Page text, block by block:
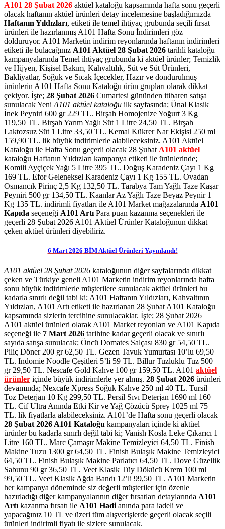
A101 28 Şubat 2026 aktüel kataloğu kapsamında hafta sonu geçerli
olacak haftanın aktüel ürünleri detay incelemesine başladığımızda
Haftanın Yıldızları, etiketi ile temel ihtiyaç grubunda seçili fırsat
ürünleri ile hazırlanmış A101 Hafta Sonu İndirimleri göz
dolduruyor. A101 Marketin indirim reyonlarında haftanın indirimleri
etiketi ile bulacağınız A101 Aktüel 28 Şubat 2026 tarihli kataloğu
kampanyalarında Temel ihtiyaç grubunda ki aktüel ürünler; Temizlik
ve Hijyen, Kişisel Bakım, Kahvaltılık, Süt ve Süt Ürünleri,
Bakliyatlar, Soğuk ve Sıcak İçecekler, Hazır ve dondurulmuş
ürünlerin A101 Hafta Sonu Kataloğu ürün grupları olarak dikkat
çekiyor. İşte; 28 Şubat 2026 Cumartesi gününden itibaren satışa
sunulacak Yeni A101 aktüel kataloğu ilk sayfasında; Ünal Klasik
İnek Peyniri 600 gr 229 TL. Birşah Homojenize Yoğurt 3 Kg
119,50 TL. Birşah Yarım Yağlı Süt 1 Litre 24,50 TL. Birşah
Laktozsuz Süt 1 Litre 33,50 TL. Kemal Kükrer Nar Ekişisi 250 ml
159,90 TL. lik büyük indirimlerle alabileceksiniz. A101 Aktüel
Kataloğu ile Hafta Sonu geçerli olacak 28 Şubat A101 aktüel
kataloğu Haftanın Yıldızları kampanya etiketi ile ürünlerinde;
Komili Ayçiçek Yağı 5 Litre 395 TL. Doğuş Karadeniz Çayı 1 Kg
169 TL. Efor Geleneksel Karadeniz Çayı 1 Kg 155 TL. Ovadan
Osmancık Pirinç 2,5 Kg 132,50 TL. Tarabya Tam Yağlı Taze Kaşar
Peyniri 500 gr 134,50 TL. Kaanlar Az Yağlı Taze Beyaz Peynir 1
Kg 135 TL. indirimli fiyatları ile A101 Market mağazalarında A101
Kapıda seçeneği A101 Artı Para puan kazanma seçenekleri ile
geçerli 28 Şubat 2026 A101 Aktüel Ürünler Kataloğunun dikkat
çeken aktüel ürünleri diyebiliriz.
6 Mart2026 BİM Aktüel Ürünleri Yayınlandı!
A101 aktüel 28 Şubat 2026 kataloğunun diğer sayfalarında dikkat
çeken ve Türkiye geneli A101 Marketin indirim reyonlarında hafta
sonu büyük indirimlerle müşterilere sunulacak aktüel ürünleri bu
kadarla sınırlı değil tabi ki; A101 Haftanın Yıldızları, Kahvaltının
Yıldızları, A101 Artı etiketi ile hazırlanan 28 Şubat A101 Kataloğu
kapsamında sizlerin tercihine sunulacaklar. İşte; 28 Şubat 2026
A101 aktüel ürünleri olarak A101 Market reyonları ve A101 Kapıda
seçeneği ile 7 Mart 2026 tarihine kadar geçerli olacak ve sınırlı
sayıda satışa sunulacak; Öncü Domates Salçası 830 gr 54,50 TL.
Piliç Döner 200 gr 62,50 TL. Gezen Tavuk Yumurtası 10’lu 69,50
TL. Indomie Noodle Çeşitleri 5’li 59 TL. Billur Tuzluklu Tuz 500
gr 29,50 TL. Nescafe Gold Kahve 100 gr 159,50 TL. A101 aktüel
ürünler içinde büyük indirimlerle yer almış. 28 Şubat 2026 ürünleri
devamında; Nexcafe Xpress Soğuk Kahve 250 ml 40 TL. Tursil
Toz Deterjan 10 Kg 299,50 TL. Persil Sıvı Deterjan 1690 ml 160
TL. Cif Ultra Anında Etki Kir ve Yağ Çözücü Sprey 1025 ml 75
TL. lik fiyatlarla alabileceksiniz. A101’de Hafta sonu geçerli olacak
28 Şubat 2026 A101 Kataloğu kampanyaları içinde ki aktüel
ürünler bu kadarla sınırlı değil tabi ki; Vanish Kosla Leke Çıkarıcı 1
Litre 160 TL. Marc Çamaşır Makine Temizleyici 64,50 TL. Finish
Makine Tuzu 1300 gr 64,50 TL. Finish Bulaşık Makine Temizleyici
64,50 TL. Finish Bulaşık Makine Parlatıcı 64,50 TL. Dove Güzellik
Sabunu 90 gr 36,50 TL. Veet Klasik Tüy Dökücü Krem 100 ml
99,50 TL. Veet Klasik Ağda Bandı 12’li 99,50 TL. A101 Marketin
her kampanya döneminde siz değerli müşteriler için özenle
hazırladığı diğer kampanyalarının diğer fırsatları detaylarında A101
Artıkazanma fırsatı ile A101 Hadianında para iadeli ve
yapacağınız 10 TL ve üzeri tüm alışverişlerde geçerli olacak seçili
ürünleri indirimli fiyatı ile sizlere sunulacak.